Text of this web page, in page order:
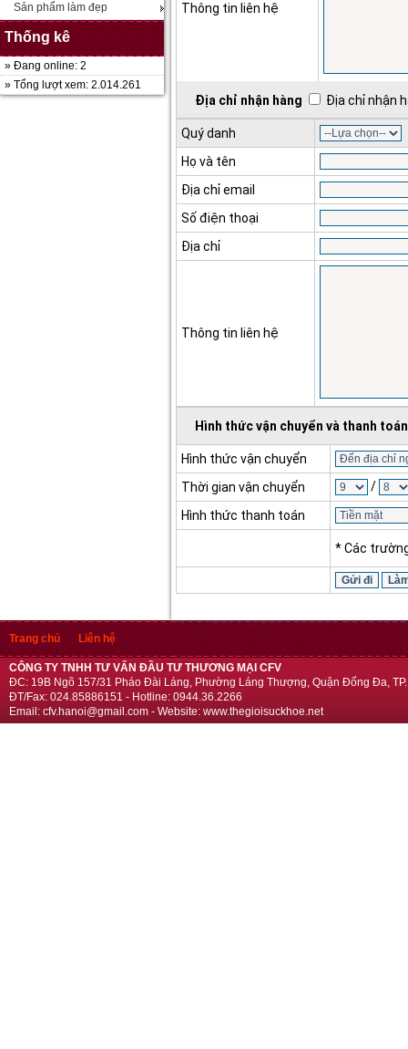
Sản phẩm làm đẹp
Thống kê
» Đang online: 2
» Tổng lượt xem: 2.014.261
Thông tin liên hệ
Địa chỉ nhận hàng Địa chỉ nhận
Quý danh
Họ và tên
Địa chỉ email
Số điện thoại
Địa chỉ
Thông tin liên hệ
Hình thức vận chuyển và thanh toán
Hình thức vận chuyển
Thời gian vận chuyển
/
Hình thức thanh toán
* Các
Trang chủ Liên hệ
CÔNG TY TNHH TƯ VẤN ĐẦU TƯ THƯƠNG MẠI CFV
ĐC: 19B Ngõ 157/31 Pháo Đài Láng, Phường Láng Thượng, Quận Đống Đa,
ĐT/Fax: 024.85886151 - Hotline: 0944.36.2266
Email: cfv.hanoi@gmail.com - Website: www.thegioisuckhoe.net